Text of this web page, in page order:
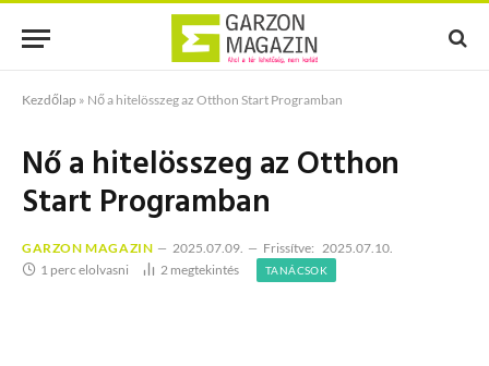
Kezdőlap » Nő a hitelösszeg az Otthon Start Programban
Nő a hitelösszeg az Otthon
Start Programban
GARZON MAGAZIN 2025.07.09. Frissítve: 2025.07.10.
1 perc elolvasni
2 megtekintés TANÁCSOK